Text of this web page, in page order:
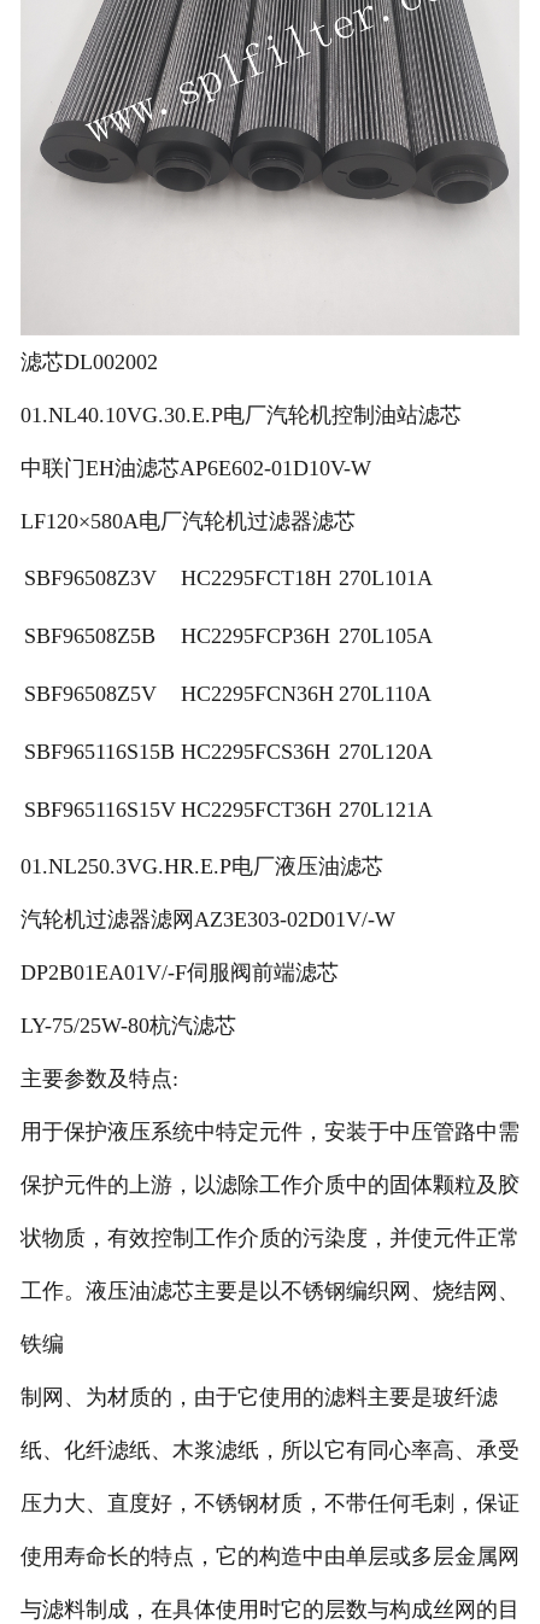
滤芯DL002002
01.NL40.10VG.30.E.P电厂汽轮机控制油站滤芯
中联门EH油滤芯AP6E602-01D10V-W
LF120×580A电厂汽轮机过滤器滤芯
SBF96508Z3V HC2295FCT18H 270L101A
SBF96508Z5B HC2295FCP36H 270L105A
SBF96508Z5V HC2295FCN36H 270L110A
SBF965116S15B HC2295FCS36H 270L120A
SBF965116S15V HC2295FCT36H 270L121A
01.NL250.3VG.HR.E.P电厂液压油滤芯
汽轮机过滤器滤网AZ3E303-02D01V/-W
DP2B01EA01V/-F伺服阀前端滤芯
LY-75/25W-80杭汽滤芯
主要参数及特点:
用于保护液压系统中特定元件，安装于中压管路中需
保护元件的上游，以滤除工作介质中的固体颗粒及胶
状物质，有效控制工作介质的污染度，并使元件正常
工作。液压油滤芯主要是以不锈钢编织网、烧结网、
铁编
制网、为材质的，由于它使用的滤料主要是玻纤滤
纸、化纤滤纸、木浆滤纸，所以它有同心率高、承受
压力大、直度好，不锈钢材质，不带任何毛刺，保证
使用寿命长的特点，它的构造中由单层或多层金属网
与滤料制成，在具体使用时它的层数与构成丝网的目